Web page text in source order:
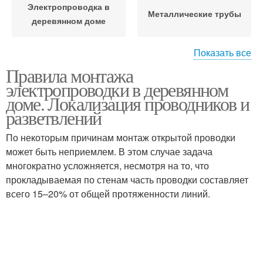
Электропроводка в
деревянном доме
Металлические трубы
электропроводка
Показать все
Правила монтажа
электропроводки в деревянном
доме. Локализация проводников и
разветвлений
По некоторым причинам монтаж открытой проводки
может быть неприемлем. В этом случае задача
многократно усложняется, несмотря на то, что
прокладываемая по стенам часть проводки составляет
всего 15–20% от общей протяженности линий.